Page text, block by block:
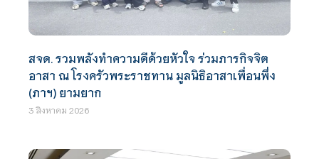
สจด. รวมพลังทำความดีด้วยหัวใจ ร่วมภารกิจจิต
อาสา ณ โรงครัวพระราชทาน มูลนิธิอาสาเพื่อนพึ่ง
(ภาฯ) ยามยาก
3 สิงหาคม 2026